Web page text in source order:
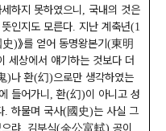
하지 못하였으니 , 국내의 것은
인지도 모른다. 지난 계축년(1
)》를 얻어 동명왕본기 (東明
세상에서 얘기하는 것보다 더
)나 환(幻) 으로만 생각하였는
들어가니 ,환(幻)이 아니고 성
.하물며 국사(國史)는 사실 그
랴. 김부식(金公富軾) 공이